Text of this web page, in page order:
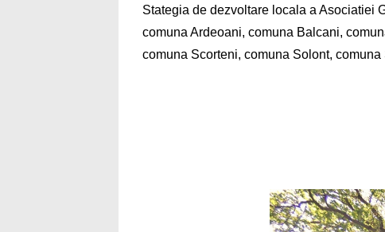
Stategia de dezvoltare locala a Asociatiei
comuna Ardeoani, comuna Balcani,
comuna Scorteni, comuna Solont,